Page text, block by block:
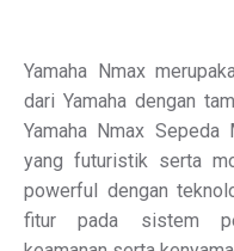
Yamaha Nmax
dari Yamaha dengan
Yamaha Nmax
yang futuristik serta
powerful dengan
fitur pada sistem